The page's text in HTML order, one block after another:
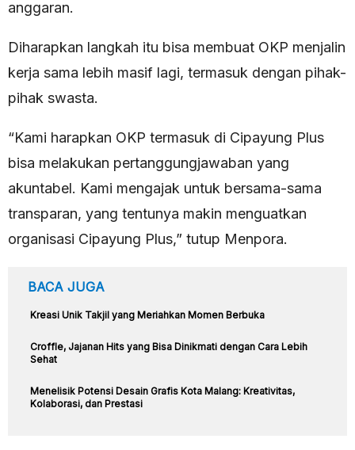
anggaran.
Diharapkan langkah itu bisa membuat OKP menjalin
kerja sama lebih masif lagi, termasuk dengan pihak-
pihak swasta.
“Kami harapkan OKP termasuk di Cipayung Plus
bisa melakukan pertanggungjawaban yang
akuntabel. Kami mengajak untuk bersama-sama
transparan, yang tentunya makin menguatkan
organisasi Cipayung Plus,” tutup Menpora.
BACA JUGA
Kreasi Unik Takjil yang Meriahkan Momen Berbuka
Croffle, Jajanan Hits yang Bisa Dinikmati dengan Cara Lebih
Sehat
Menelisik Potensi Desain Grafis Kota Malang: Kreativitas,
Kolaborasi, dan Prestasi